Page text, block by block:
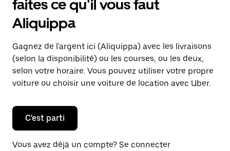
faites ce qu'il vous faut
Aliquippa
Gagnez de l'argent ici (Aliquippa) avec les livraisons
(selon la disponibilité) ou les courses, ou les deux,
selon votre horaire. Vous pouvez utiliser votre propre
voiture ou choisir une voiture de location avec Uber.
C'est parti
Vous avez déjà un compte? Se connecter